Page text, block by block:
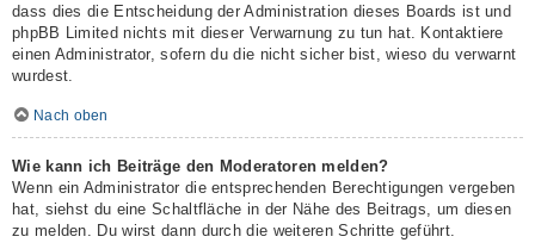
dass dies die Entscheidung der Administration dieses Boards ist und
phpBB Limited nichts mit dieser Verwarnung zu tun hat. Kontaktiere
einen Administrator, sofern du die nicht sicher bist, wieso du verwarnt
wurdest.
Nach oben
Wie kann ich Beiträge den Moderatoren melden?
Wenn ein Administrator die entsprechenden Berechtigungen vergeben
hat, siehst du eine Schaltfläche in der Nähe des Beitrags, um diesen
zu melden. Du wirst dann durch die weiteren Schritte geführt.